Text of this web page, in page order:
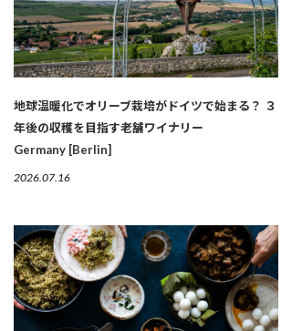
地球温暖化でオリーブ栽培がドイツで始まる？ ３
年後の収穫を目指す老舗ワイナリー
Germany [Berlin]
2026.07.16